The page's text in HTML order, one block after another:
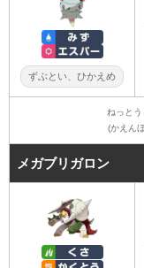
ずぶとい、ひかえめ
ねっと
(かえん
メガブリガロン